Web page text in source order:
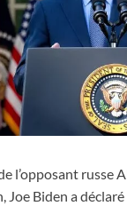
l’opposant russe
Joe Biden a